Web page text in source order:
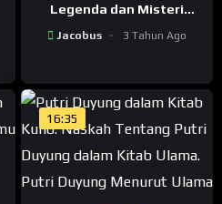
Legenda dan Misteri
Jacobus 3 Tahun Ago
16:35